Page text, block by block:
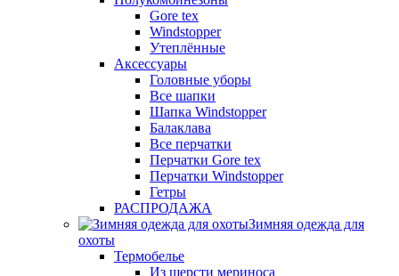
Gore tex
Windstopper
Утеплённые
Аксессуары
Головные уборы
Все шапки
Шапка Windstopper
Балаклава
Все перчатки
Перчатки Gore tex
Перчатки Windstopper
Гетры
РАСПРОДАЖА
Зимняя одежда для
охоты
Термобелье
Из шерсти мериноса